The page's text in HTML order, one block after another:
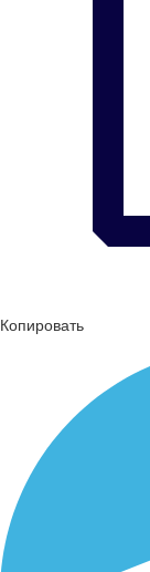
Копировать